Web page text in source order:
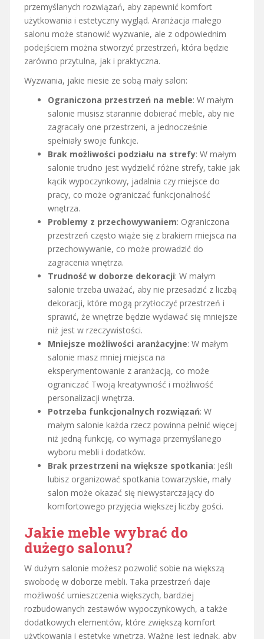
przemyślanych rozwiązań, aby zapewnić komfort
użytkowania i estetyczny wygląd. Aranżacja małego
salonu może stanowić wyzwanie, ale z odpowiednim
podejściem można stworzyć przestrzeń, która będzie
zarówno przytulna, jak i praktyczna.
Wyzwania, jakie niesie ze sobą mały salon:
Ograniczona przestrzeń na meble: W małym
salonie musisz starannie dobierać meble, aby nie
zagracały one przestrzeni, a jednocześnie
spełniały swoje funkcje.
Brak możliwości podziału na strefy: W małym
salonie trudno jest wydzielić różne strefy, takie jak
kącik wypoczynkowy, jadalnia czy miejsce do
pracy, co może ograniczać funkcjonalność
wnętrza.
Problemy z przechowywaniem: Ograniczona
przestrzeń często wiąże się z brakiem miejsca na
przechowywanie, co może prowadzić do
zagracenia wnętrza.
Trudność w doborze dekoracji: W małym
salonie trzeba uważać, aby nie przesadzić z liczbą
dekoracji, które mogą przytłoczyć przestrzeń i
sprawić, że wnętrze będzie wydawać się mniejsze
niż jest w rzeczywistości.
Mniejsze możliwości aranżacyjne: W małym
salonie masz mniej miejsca na
eksperymentowanie z aranżacją, co może
ograniczać Twoją kreatywność i możliwość
personalizacji wnętrza.
Potrzeba funkcjonalnych rozwiązań: W
małym salonie każda rzecz powinna pełnić więcej
niż jedną funkcję, co wymaga przemyślanego
wyboru mebli i dodatków.
Brak przestrzeni na większe spotkania: Jeśli
lubisz organizować spotkania towarzyskie, mały
salon może okazać się niewystarczający do
komfortowego przyjęcia większej liczby gości.
Jakie meble wybrać do
dużego salonu?
W dużym salonie możesz pozwolić sobie na większą
swobodę w doborze mebli. Taka przestrzeń daje
możliwość umieszczenia większych, bardziej
rozbudowanych zestawów wypoczynkowych, a także
dodatkowych elementów, które zwiększą komfort
użytkowania i estetykę wnętrza. Ważne jest jednak, aby